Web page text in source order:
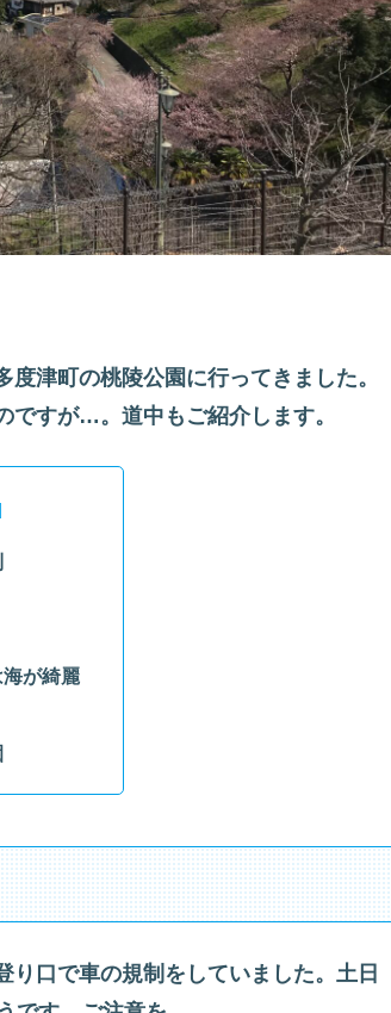
津町の桃陵公園に行ってきました。
ですが…。道中もご紹介します。
が綺麗
口で車の規制をしていました。土日